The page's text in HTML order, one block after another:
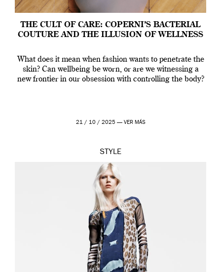
THE CULT OF CARE: COPERNI’S BACTERIAL
COUTURE AND THE ILLUSION OF WELLNESS
What does it mean when fashion wants to penetrate the
skin? Can wellbeing be worn, or are we witnessing a
new frontier in our obsession with controlling the body?
21 / 10 / 2025 — VER MÁS
STYLE